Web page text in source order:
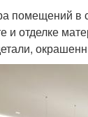
помещений в
и отделке